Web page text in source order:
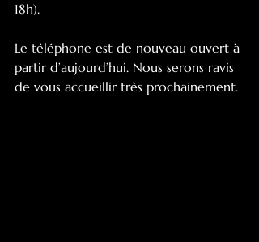
18h).
Le téléphone est de nouveau ouvert à
partir d’aujourd’hui. Nous serons ravis
de vous accueillir très prochainement.